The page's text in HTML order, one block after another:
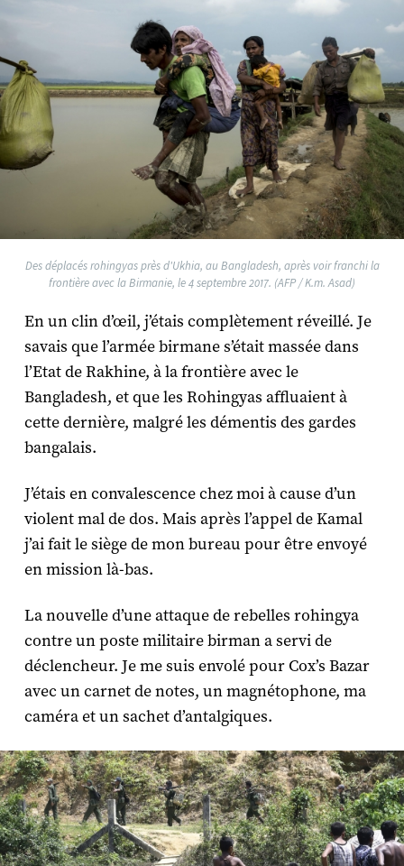
Des déplacés rohingyas près d'Ukhia, au Bangladesh, après voir franchi la
frontière avec la Birmanie, le 4 septembre 2017. (AFP / K.m. Asad)
En un clin d’œil, j’étais complètement réveillé. Je
savais que l’armée birmane s’était massée dans
l’Etat de Rakhine, à la frontière avec le
Bangladesh, et que les Rohingyas affluaient à
cette dernière, malgré les démentis des gardes
bangalais.
J’étais en convalescence chez moi à cause d’un
violent mal de dos. Mais après l’appel de Kamal
j’ai fait le siège de mon bureau pour être envoyé
en mission là-bas.
La nouvelle d’une attaque de rebelles rohingya
contre un poste militaire birman a servi de
déclencheur. Je me suis envolé pour Cox’s Bazar
avec un carnet de notes, un magnétophone, ma
caméra et un sachet d’antalgiques.